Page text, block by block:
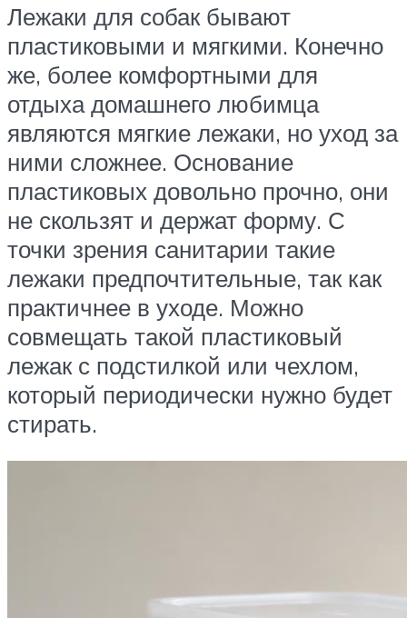
Лежаки для собак бывают
пластиковыми и мягкими. Конечно
же, более комфортными для
отдыха домашнего любимца
являются мягкие лежаки, но уход за
ними сложнее. Основание
пластиковых довольно прочно, они
не скользят и держат форму. С
точки зрения санитарии такие
лежаки предпочтительные, так как
практичнее в уходе. Можно
совмещать такой пластиковый
лежак с подстилкой или чехлом,
который периодически нужно будет
стирать.